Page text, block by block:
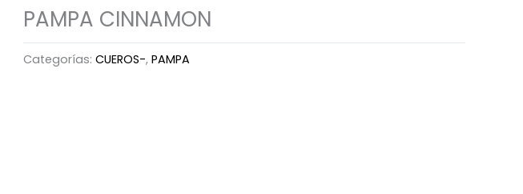
PAMPA CINNAMON
Categorías: CUEROS-, PAMPA